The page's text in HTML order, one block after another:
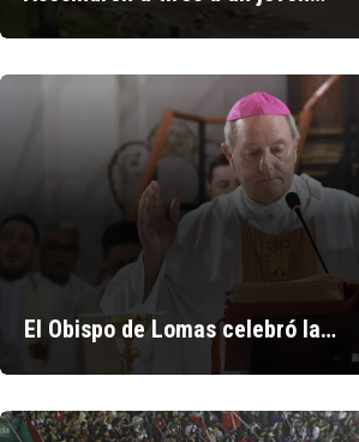
El Obispo de Lomas celebró la…